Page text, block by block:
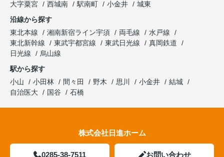
大字粟宮
西城南 駅南町 小金井
城東
沿線から探す
東北本線
湘南新宿ライン宇須 両毛線
水戸線
東北新幹線
東武宇都宮線 東武日光線
真岡鉄道
日光線
烏山線
駅から探す
小山
小田林 間々田 野木 思川 小金井
結城
自治医大
国谷 石橋
株式会社日進ホーム
0285-38-7511 お問い合わせ